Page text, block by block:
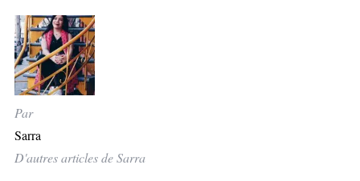
Par
Sarra
D'autres articles de Sarra